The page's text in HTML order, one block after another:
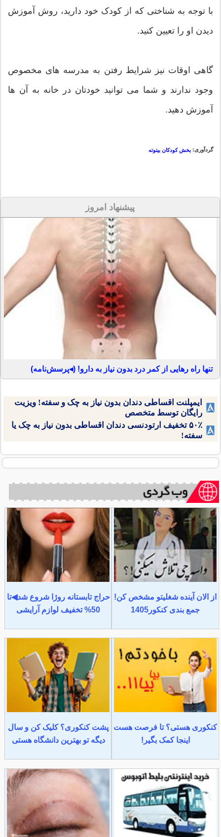
با توجه به شناختی که از کودک خود دارید، روش آموزش
دیدن او را تعیین کنید.
گاهی اوقات نیز شرایط رفتن به مدرسه های مخصوص
وجود ندارند و شما می توانید خودتان در خانه به آن ها
آموزش دهید.
گردآوری: بخش کودکان بیتوته
پیشنهاد امروز
تنها راه رهایی از کمر درد بدون نیاز به دارو! (◂پرسش‌نامه)
ایمپلنت اقساطی دندان بدون نیاز به چک و سفته! ویزیت
رایگان توسط متخصص
۵۰٪ تخفیف ارتودنسی دندان اقساطی بدون نیاز به چک یا
سفته!
از الان آینده شغلیتو مشخص کن!
جمع بندی کنکور1405
حراج تابستانه روژا شروع شد◀تا
50% تخفیف لوازم آرایشی
کنکوری هستی؟ تا فرصت هست
اینجا کمک بگیر!
پشت کنکوری؟ کلیک کن و سال
دیگه تو بهترین دانشگاه هستی